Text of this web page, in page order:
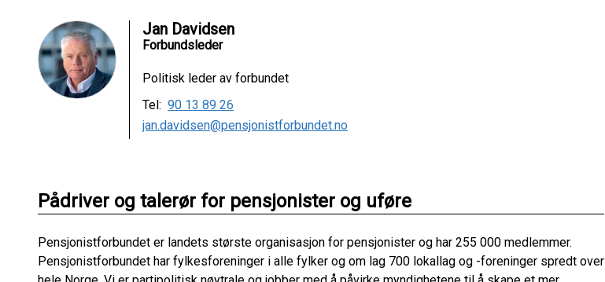
Jan Davidsen
Forbundsleder
Politisk leder av forbundet
Tel: 90 13 89 26
jan.davidsen@pensjonistforbundet.no
Pådriver og talerør for pensjonister og uføre
Pensjonistforbundet er landets største organisasjon for pensjonister og har 255 000 medlemmer.
Pensjonistforbundet har fylkesforeninger i alle fylker og om lag 700 lokallag og -foreninger spredt over